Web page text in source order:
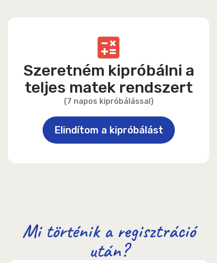
Szeretném kipróbálni a
teljes matek rendszert
(7 napos kipróbálással)
Elindítom a kipróbálást
Mi történik a regisztráció
után?